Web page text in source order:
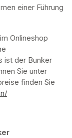
einer Führung
Onlineshop
ist der Bunker
Sie unter
finden Sie